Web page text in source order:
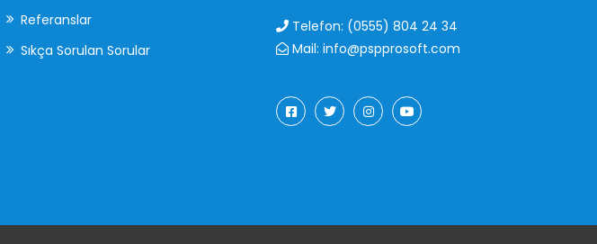
Referanslar
Sıkça Sorulan Sorular
Telefon: (0555) 804 24 34
Mail: info@pspprosoft.com